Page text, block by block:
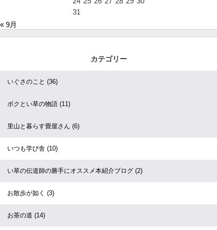
31
« 9月
カテゴリー
いぐさのこと (36)
ボクとい草の物語 (11)
里山と暮らす畳屋さん (6)
いつも学び舎 (10)
い草の伝道師の勝手にオススメ本紹介ブログ (2)
お散歩が如く (3)
お茶の道 (14)